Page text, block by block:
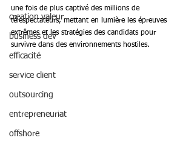
creation valeur
business dev
efficacité
service client
outsourcing
entrepreneuriat
offshore
une fois de plus captivé des millions de
téléspectateurs, mettant en lumière les épreuves
extrêmes et les stratégies des candidats pour
survivre dans des environnements hostiles.